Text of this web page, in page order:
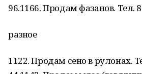
96.1166. Продам фазанов. Тел.
разное
1122. Продам сено в рулонах.